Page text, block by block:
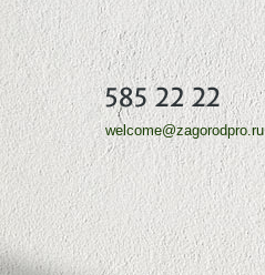
welcome@zagorodpro.ru